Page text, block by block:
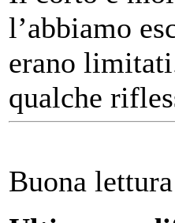
l’abbiamo
erano
qualche
Buona